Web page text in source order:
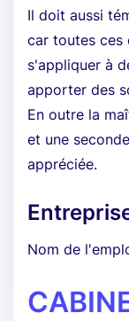
Il doit aussi
car toutes ces
s'appliquer à
apporter des
En outre la
et une
appréciée.
Nom de